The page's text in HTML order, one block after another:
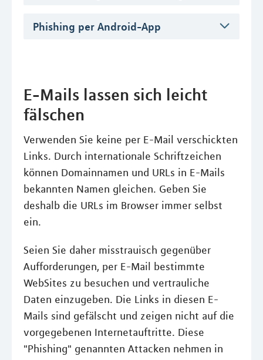
Phishing per Android-App
E-Mails lassen sich leicht
fälschen
Verwenden Sie keine per E-Mail verschickten
Links. Durch internationale Schriftzeichen
können Domainnamen und URLs in E-Mails
bekannten Namen gleichen. Geben Sie
deshalb die URLs im Browser immer selbst
ein.
Seien Sie daher misstrauisch gegenüber
Aufforderungen, per E-Mail bestimmte
WebSites zu besuchen und vertrauliche
Daten einzugeben. Die Links in diesen E-
Mails sind gefälscht und zeigen nicht auf die
vorgegebenen Internetauftritte. Diese
"Phishing" genannten Attacken nehmen in